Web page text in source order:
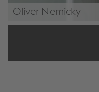
Oliver Nemicky